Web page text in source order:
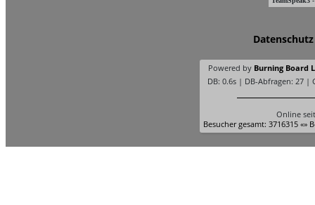
Datenschutz
Powered by Burning Board
DB: 0.6s | DB-Abfragen: 27 |
Online
Besucher gesamt: 3716315 «»